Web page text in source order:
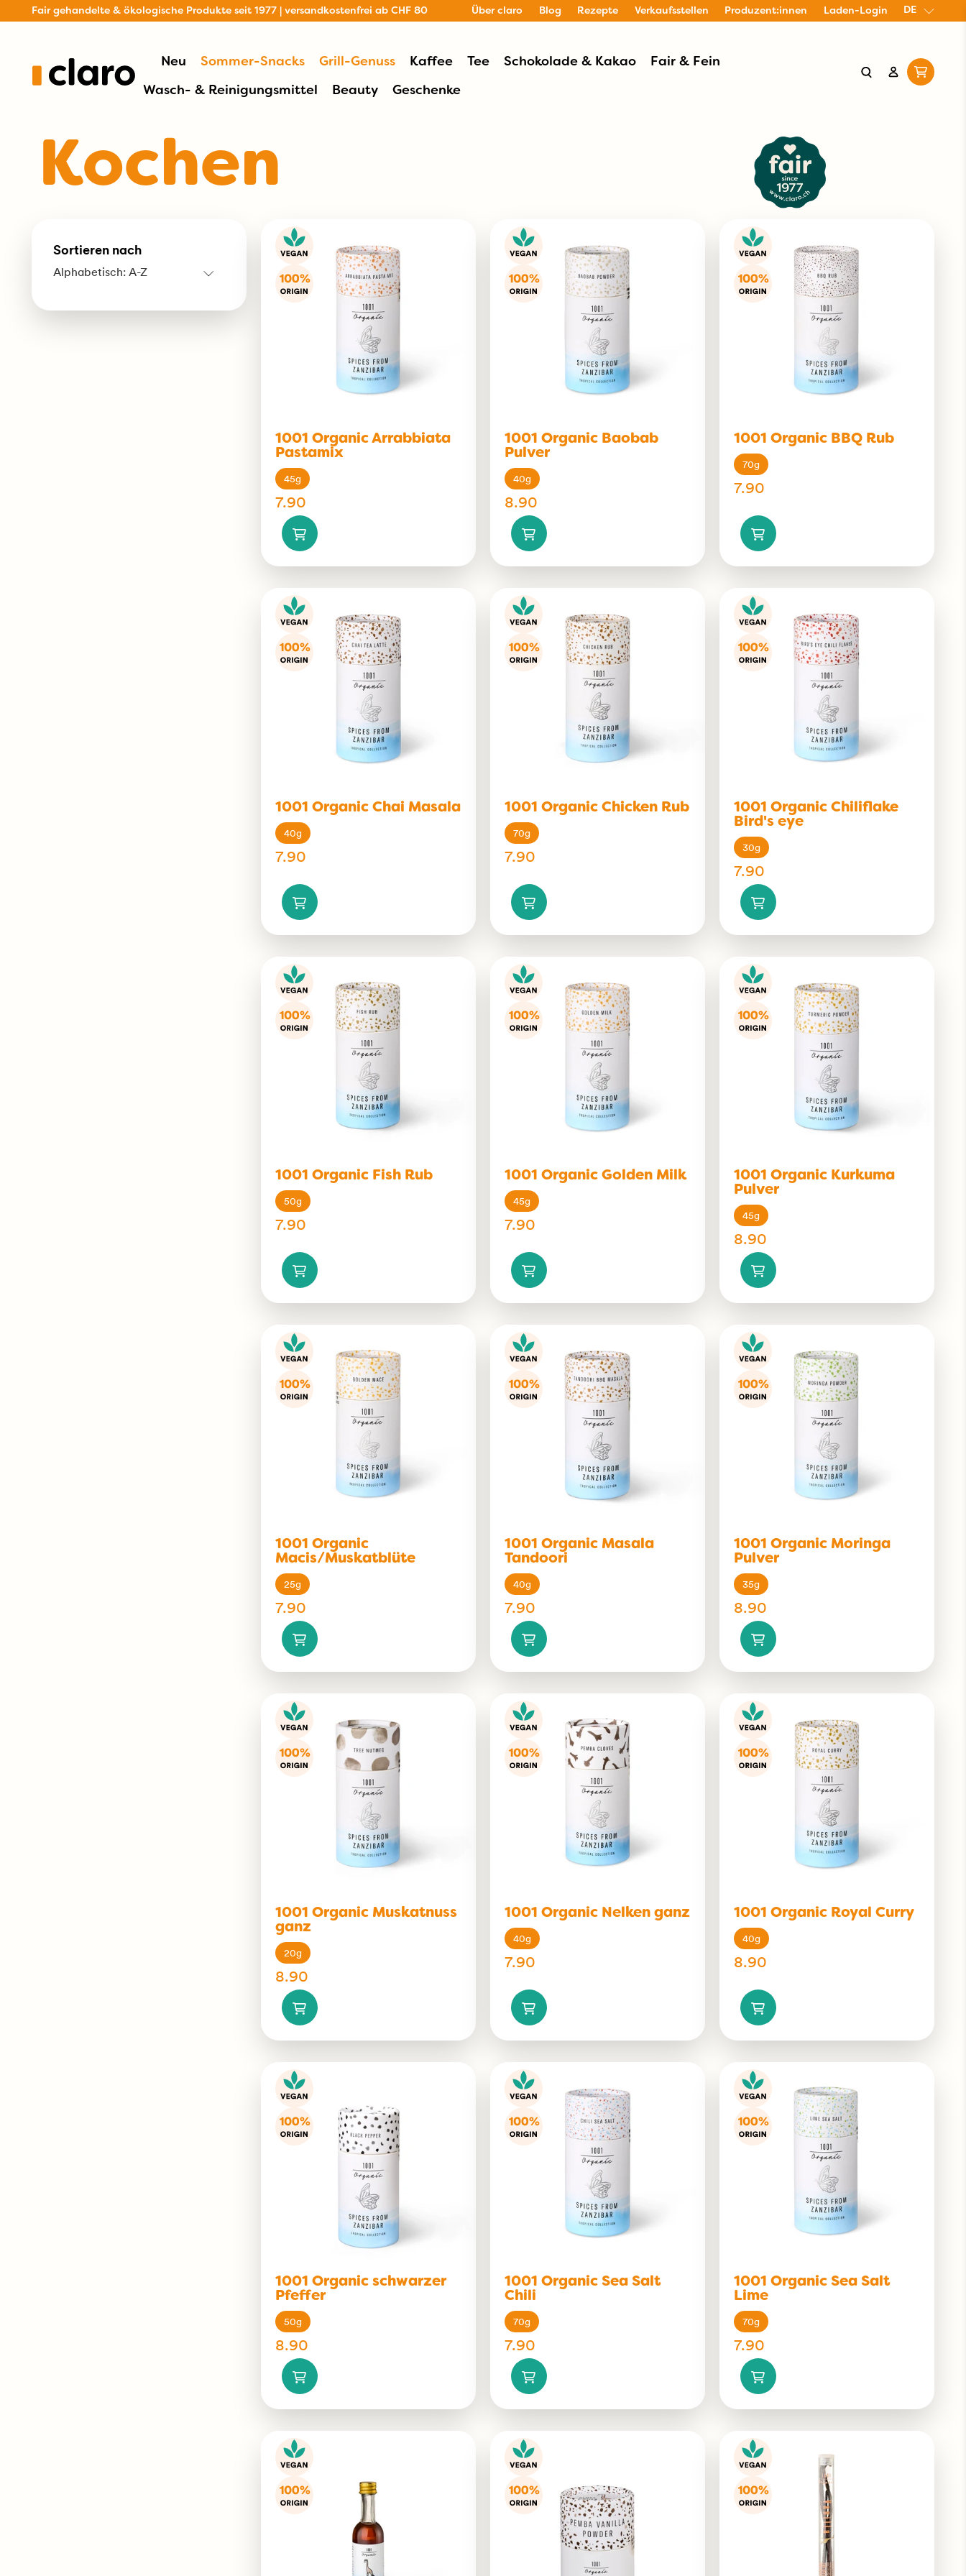
Fair gehandelte & ökologische Produkte seit 1977 | versandkostenfrei ab CHF 80 Über claro Blog Rezepte Verkaufsstellen Produzent:innen Laden-Login DE
Neu Sommer-Snacks Grill-Genuss Kaffee Tee Schokolade & Kakao Fair & Fein
Wasch- & Reinigungsmittel Beauty Geschenke
Kochen
Sortieren nach
1001 Organic Arrabbiata
Pastamix
45g
7.90
1001 Organic Baobab
Pulver
40g
8.90
1001 Organic BBQ Rub
70g
7.90
1001 Organic Chai Masala
40g
7.90
1001 Organic Chicken Rub
70g
7.90
1001 Organic Chiliflake
Bird's eye
30g
7.90
1001 Organic Fish Rub
50g
7.90
1001 Organic Golden Milk
45g
7.90
1001 Organic Kurkuma
Pulver
45g
8.90
1001 Organic
Macis/Muskatblüte
25g
7.90
1001 Organic Masala
Tandoori
40g
7.90
1001 Organic Moringa
Pulver
35g
8.90
1001 Organic Muskatnuss
ganz
20g
8.90
1001 Organic Nelken ganz
40g
7.90
1001 Organic Royal Curry
40g
8.90
1001 Organic schwarzer
Pfeffer
50g
8.90
1001 Organic Sea Salt
Chili
70g
7.90
1001 Organic Sea Salt
Lime
70g
7.90